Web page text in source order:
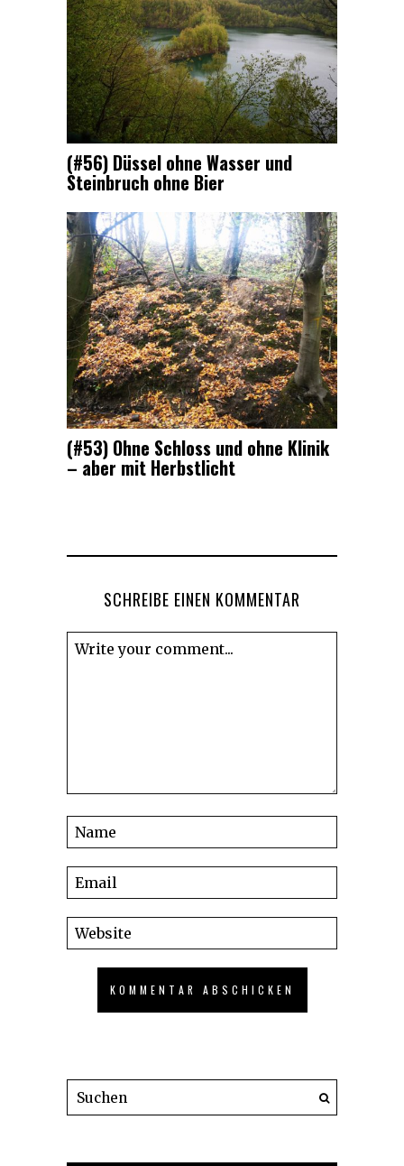
(#56) Düssel ohne Wasser und
Steinbruch ohne Bier
(#53) Ohne Schloss und ohne Klinik
– aber mit Herbstlicht
SCHREIBE EINEN KOMMENTAR